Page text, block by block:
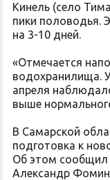
Кинель (село
пики половодья.
на 3-10 дней.
«Отмечается
водохранилища.
апреля
выше
В Самарской
подготовка к
Об этом сообщил
Александр